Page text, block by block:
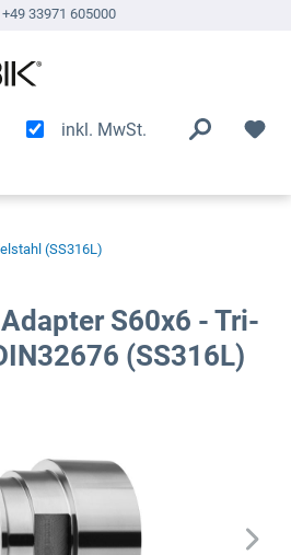
+49 33971 605000
inkl. MwSt.
(SS316L)
S60x6 - Tri-
(SS316L)